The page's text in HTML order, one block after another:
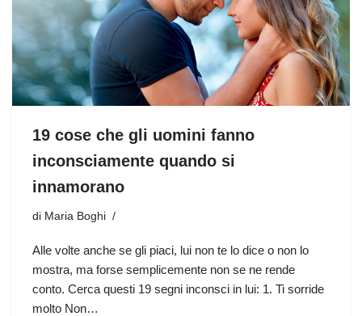
19 cose che gli uomini fanno
inconsciamente quando si
innamorano
di Maria Boghi
Alle volte anche se gli piaci, lui non te lo dice o non lo
mostra, ma forse semplicemente non se ne rende
conto. Cerca questi 19 segni inconsci in lui: 1. Ti sorride
molto Non…